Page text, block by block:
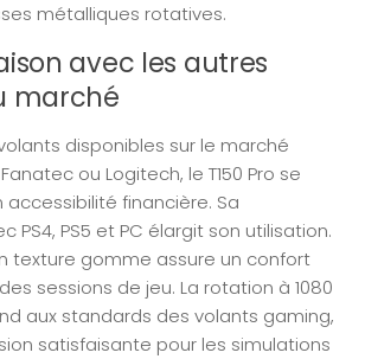
métalliques rotatives.
avec les autres
marché
disponibles sur le marché
ou Logitech, le T150 Pro se
financière. Sa
PS4, PS5 et PC élargit son utilisation.
texture gomme assure un confort
sessions de jeu. La rotation à 1080
aux standards des volants gaming,
satisfaisante pour les simulations